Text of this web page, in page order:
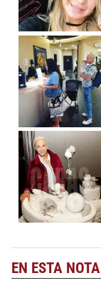
EN ESTA NOTA